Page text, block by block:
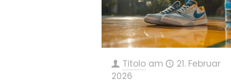
Titolo am
21. Februar
2026